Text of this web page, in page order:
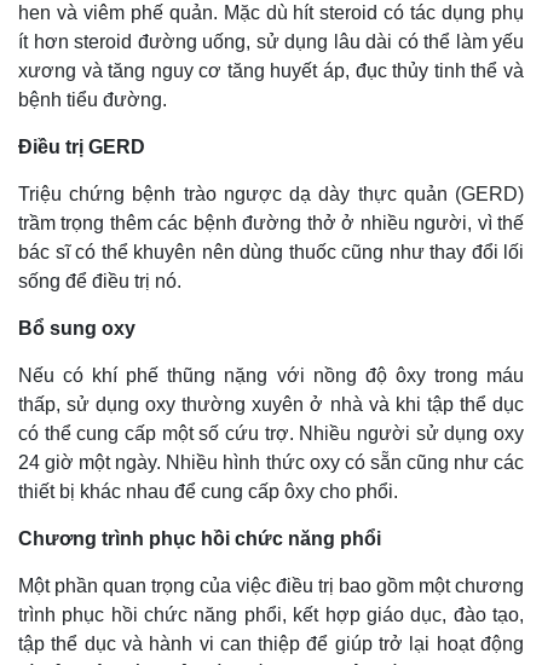
hen và viêm phế quản. Mặc dù hít steroid có tác dụng phụ
ít hơn steroid đường uống, sử dụng lâu dài có thể làm yếu
xương và tăng nguy cơ tăng huyết áp, đục thủy tinh thể và
bệnh tiểu đường.
Điều trị GERD
Triệu chứng bệnh trào ngược dạ dày thực quản (GERD)
trầm trọng thêm các bệnh đường thở ở nhiều người, vì thế
bác sĩ có thể khuyên nên dùng thuốc cũng như thay đổi lối
sống để điều trị nó.
Bổ sung oxy
Nếu có khí phế thũng nặng với nồng độ ôxy trong máu
thấp, sử dụng oxy thường xuyên ở nhà và khi tập thể dục
có thể cung cấp một số cứu trợ. Nhiều người sử dụng oxy
24 giờ một ngày. Nhiều hình thức oxy có sẵn cũng như các
thiết bị khác nhau để cung cấp ôxy cho phổi.
Chương trình phục hồi chức năng phổi
Một phần quan trọng của việc điều trị bao gồm một chương
trình phục hồi chức năng phổi, kết hợp giáo dục, đào tạo,
tập thể dục và hành vi can thiệp để giúp trở lại hoạt động